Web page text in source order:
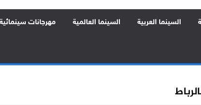
السينما العربية السينما العالمية مهرجانات سينمائية